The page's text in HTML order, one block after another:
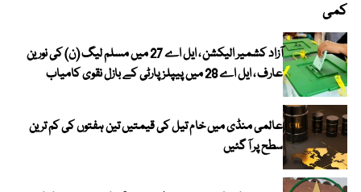
کمی
آزاد کشمیر الیکشن ، ایل اے 27 میں مسلم لیگ (ن) کی نورین
عارف ، ایل اے 28 میں پیپلز پارٹی کے بازل نقوی کامیاب
عالمی منڈی میں خام تیل کی قیمتیں تین ہفتوں کی کم ترین
سطح پر آ گئیں